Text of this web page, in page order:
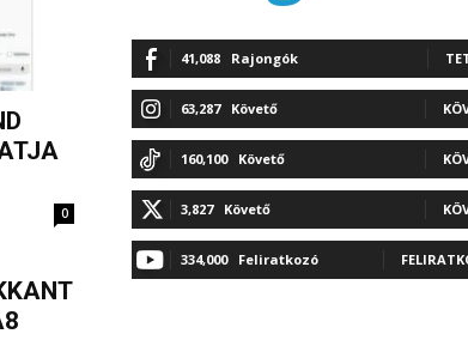
0
41,088 Rajongók
63,287 Követő
160,100 Követő
3,827 Követő
334,000 Feliratkozó